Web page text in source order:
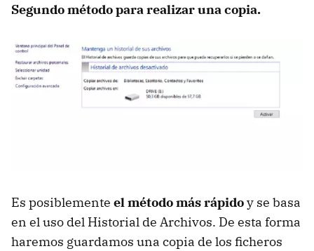
Segundo método para realizar una copia.
Es posiblemente el método más rápidoy se basa
en el uso del Historial de Archivos. De esta forma
haremos guardamos una copia de los ficheros